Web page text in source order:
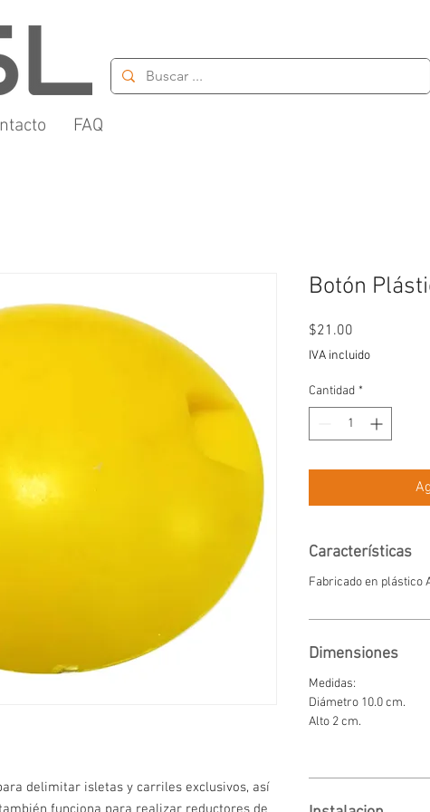
FAQ
delimitar isletas y carriles exclusivos, así
Botón
$21.00
IVA incluido
Cantidad *
Características
Fabricado en plástico
Dimensiones
Medidas:
Diámetro 10.0 cm.
Alto 2 cm.